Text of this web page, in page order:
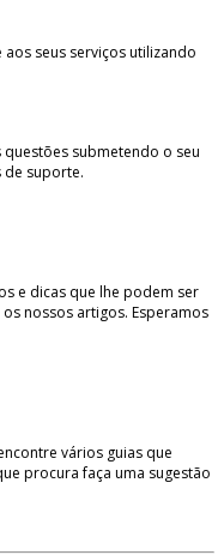
seus serviços utilizando
submetendo o seu
suporte.
e dicas que lhe podem ser
nossos artigos. Esperamos
vários guias que
procura faça uma sugestão